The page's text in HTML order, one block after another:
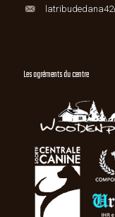
Les agréments du centre